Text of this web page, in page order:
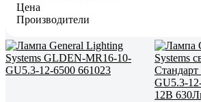
Цена
Производители